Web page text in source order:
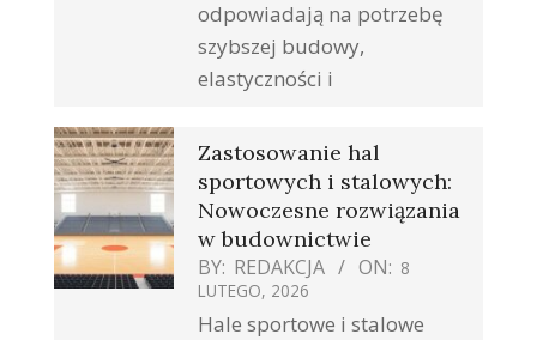
odpowiadają na potrzebę
szybszej budowy,
elastyczności i
Zastosowanie hal
sportowych i stalowych:
Nowoczesne rozwiązania
w budownictwie
BY: REDAKCJA ON: 8
LUTEGO, 2026
Hale sportowe i stalowe